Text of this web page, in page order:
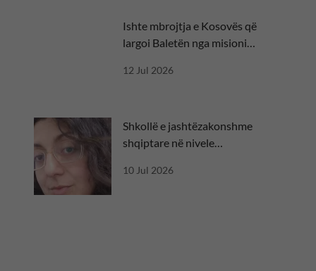
Ishte mbrojtja e Kosovës që
largoi Baletën nga misioni
12 Jul 2026
Shkollë e jashtëzakonshme
shqiptare në nivele
10 Jul 2026